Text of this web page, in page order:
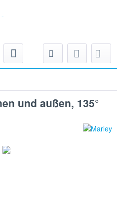
und außen, 135°